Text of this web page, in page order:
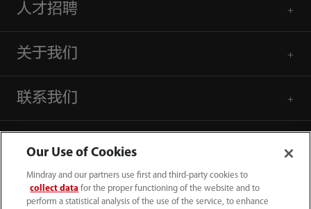
人才招聘
关于我们
联系我们
Our Use of Cookies
Mindray and our partners use first and third-party cookies to
collect data for the proper functioning of the website and to
perform a statistical analysis of the use of the service, to enhance